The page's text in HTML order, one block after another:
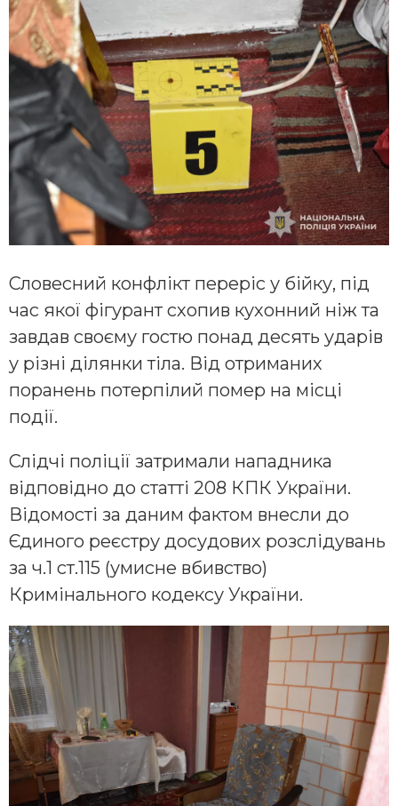
Словесний конфлікт переріс у бійку, під
час якої фігурант схопив кухонний ніж та
завдав своєму гостю понад десять ударів
у різні ділянки тіла. Від отриманих
поранень потерпілий помер на місці
події.
Слідчі поліції затримали нападника
відповідно до статті 208 КПК України.
Відомості за даним фактом внесли до
Єдиного реєстру досудових розслідувань
за ч.1 ст.115 (умисне вбивство)
Кримінального кодексу України.